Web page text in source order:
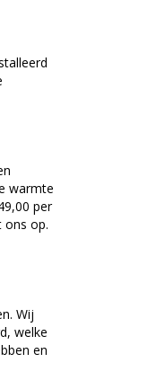
warmte
per
ons op.
Wij
welke
en